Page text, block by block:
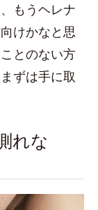
もうヘレナ
けかなと思
とのない方
ずは手に取
れな